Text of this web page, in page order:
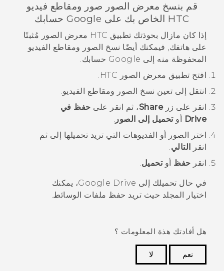
قم بنسخ معرض الصور صور ومقاطع فيديو
HTC الخاص بك على
Googleحسابك
إذا كان مازال بحوذتك تطبيق HTC معرض الصور مُثبتًا
على هاتفك, فيمكنك أيضًا نسخ الصور ومقاطع الفيديو
المحفوظة منه إلى Google حسابك.
افتح تطبيق معرض الصور
انتقل إلى تعين نسخ الصور ومقاطع الفيديو.
انقر على زرShare، ثم انقر على حفظ في
Drive أوتحميل إلى الصور
اختر الصور أو الفديوهات التي تريد تحميلها إلى ثم
انقر التالي
انقر حفظ أوتحميل
في حال تحميلك إلى Google Drive، يمكنك
اختيار المجلد حيث تريد حفظ ملفات الوسائط.
هل أفادتك هذة المعلومات ؟
نعم
لا